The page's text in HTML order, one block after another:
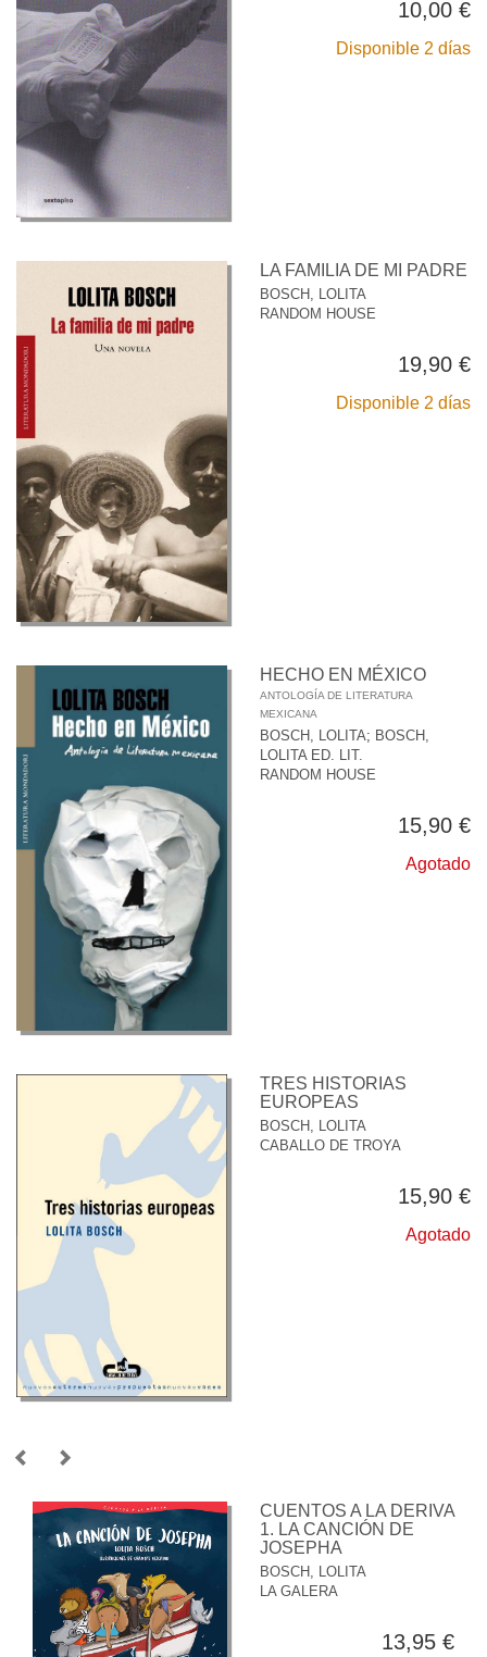
10,00 €
Disponible 2 días
LA FAMILIA DE MI PADRE
BOSCH, LOLITA
RANDOM HOUSE
19,90 €
Disponible 2 días
HECHO EN MÉXICO
ANTOLOGÍA DE LITERATURA
MEXICANA
BOSCH, LOLITA; BOSCH,
LOLITA ED. LIT.
RANDOM HOUSE
15,90 €
Agotado
TRES HISTORIAS
EUROPEAS
BOSCH, LOLITA
CABALLO DE TROYA
15,90 €
Agotado
CUENTOS A LA DERIVA
1. LA CANCIÓN DE
JOSEPHA
BOSCH, LOLITA
LA GALERA
13,95 €